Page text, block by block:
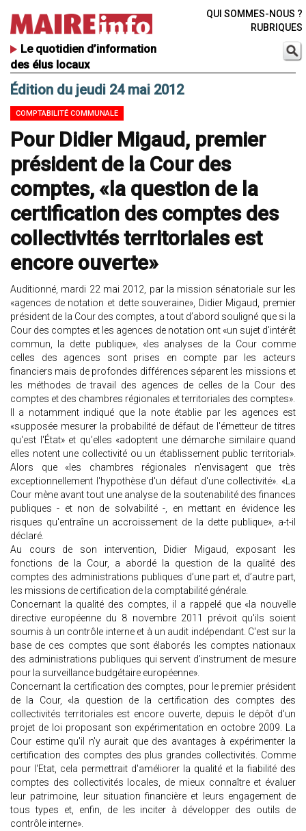
Le quotidien d’information
des élus locaux
QUI SOMMES-NOUS ?
RUBRIQUES
Édition du jeudi 24 mai 2012
COMPTABILITÉ COMMUNALE
Pour Didier Migaud, premier
président de la Cour des
comptes, «la question de la
certification des comptes des
collectivités territoriales est
encore ouverte»
Auditionné, mardi 22 mai 2012, par la mission sénatoriale sur les
«agences de notation et dette souveraine», Didier Migaud, premier
président de la Cour des comptes, a tout d’abord souligné que si la
Cour des comptes et les agences de notation ont «un sujet d'intérêt
commun, la dette publique», «les analyses de la Cour comme
celles des agences sont prises en compte par les acteurs
financiers mais de profondes différences séparent les missions et
les méthodes de travail des agences de celles de la Cour des
comptes et des chambres régionales et territoriales des comptes».
Il a notamment indiqué que la note établie par les agences est
«supposée mesurer la probabilité de défaut de l'émetteur de titres
qu'est l'État» et qu’elles «adoptent une démarche similaire quand
elles notent une collectivité ou un établissement public territorial».
Alors que «les chambres régionales n'envisagent que très
exceptionnellement l'hypothèse d'un défaut d'une collectivité». «La
Cour mène avant tout une analyse de la soutenabilité des finances
publiques - et non de solvabilité -, en mettant en évidence les
risques qu'entraîne un accroissement de la dette publique», a-t-il
déclaré.
Au cours de son intervention, Didier Migaud, exposant les
fonctions de la Cour, a abordé la question de la qualité des
comptes des administrations publiques d’une part et, d’autre part,
les missions de certification de la comptabilité générale.
Concernant la qualité des comptes, il a rappelé que «la nouvelle
directive européenne du 8 novembre 2011 prévoit qu'ils soient
soumis à un contrôle interne et à un audit indépendant. C'est sur la
base de ces comptes que sont élaborés les comptes nationaux
des administrations publiques qui servent d'instrument de mesure
pour la surveillance budgétaire européenne».
Concernant la certification des comptes, pour le premier président
de la Cour, «la question de la certification des comptes des
collectivités territoriales est encore ouverte, depuis le dépôt d'un
projet de loi proposant son expérimentation en octobre 2009. La
Cour estime qu'il n'y aurait que des avantages à expérimenter la
certification des comptes des plus grandes collectivités. Comme
pour l'Etat, cela permettrait d'améliorer la qualité et la fiabilité des
comptes des collectivités locales, de mieux connaître et évaluer
leur patrimoine, leur situation financière et leurs engagement de
tous types et, enfin, de les inciter à développer des outils de
contrôle interne».